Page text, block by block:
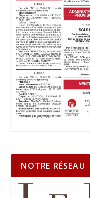
NOTRE RÉSEAU